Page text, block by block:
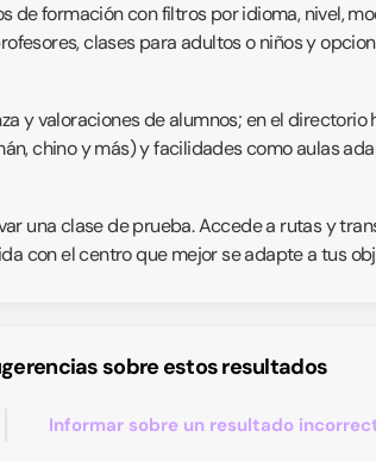
formación con filtros por idioma, nivel,
clases para adultos o niños y
y valoraciones de alumnos; en el
chino y más) y facilidades como aulas
una clase de prueba. Accede a rutas y
con el centro que mejor se adapte a tus
sobre estos resultados
Informar sobre un resultado